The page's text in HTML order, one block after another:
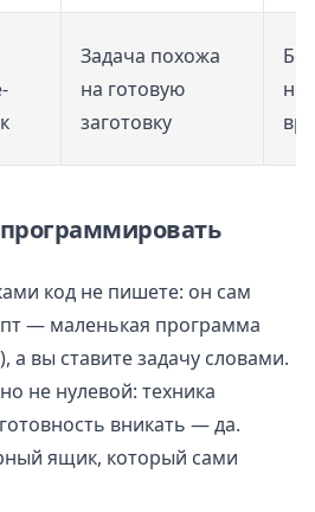
Задача похожа
на готовую
заготовку
но
код не пишете: он сам
— маленькая программа
а вы ставите задачу словами.
не нулевой: техника
вникать — да.
ящик, который сами